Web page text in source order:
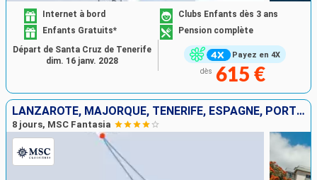
Payez en 4X
Internet à bord
Clubs Enfants dès 3 ans
Enfants Gratuits*
Pension complète
dès 615 €
Départ de Santa Cruz de Tenerife
dim. 16 janv. 2028
LANZAROTE, MAJORQUE, TENERIFE, ESPAGNE, PORTUGAL
8 jours, MSC Fantasia